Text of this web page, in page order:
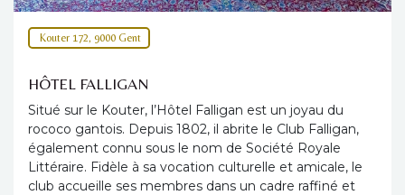
Kouter 172, 9000 Gent
HÔTEL FALLIGAN
Situé sur le Kouter, l’Hôtel Falligan est un joyau du
rococo gantois. Depuis 1802, il abrite le Club Falligan,
également connu sous le nom de Société Royale
Littéraire. Fidèle à sa vocation culturelle et amicale, le
club accueille ses membres dans un cadre raffiné et